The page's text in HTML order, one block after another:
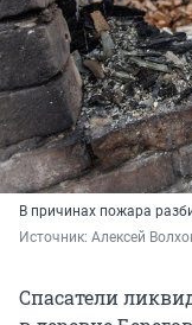
В причинах пожара
Источник: Алексей
Спасатели